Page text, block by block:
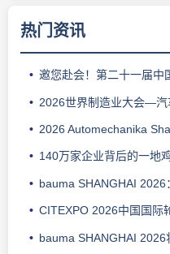
热门资讯
邀您赴会！第二十一届中
2026世界制造业大会—汽车
2026 Automechanika Shanghai展览会议双
140万家企业背后的一地鸡毛
bauma SHANGHAI 2026
CITEXPO 2026中国国际
bauma SHANGHAI 2026将于11